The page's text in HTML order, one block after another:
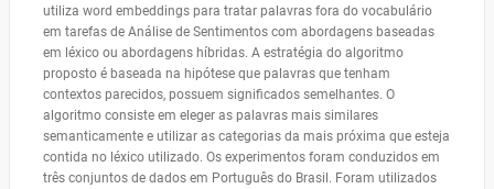
utiliza word embeddings para tratar palavras fora do vocabulário
em tarefas de Análise de Sentimentos com abordagens baseadas
em léxico ou abordagens híbridas. A estratégia do algoritmo
proposto é baseada na hipótese que palavras que tenham
contextos parecidos, possuem significados semelhantes. O
algoritmo consiste em eleger as palavras mais similares
semanticamente e utilizar as categorias da mais próxima que esteja
contida no léxico utilizado. Os experimentos foram conduzidos em
três conjuntos de dados em Português do Brasil. Foram utilizados